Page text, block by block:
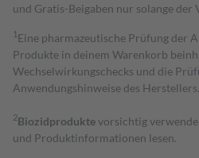
und Gratis-Beigaben nur solange der
1 Eine pharmazeutische Prüfung der
Produkte in deinem Warenkorb
Wechselwirkungschecks und die
Anwendungshinweise des Herstellers.
2Biozidproduktevorsichtig
und Produktinformationen lesen.